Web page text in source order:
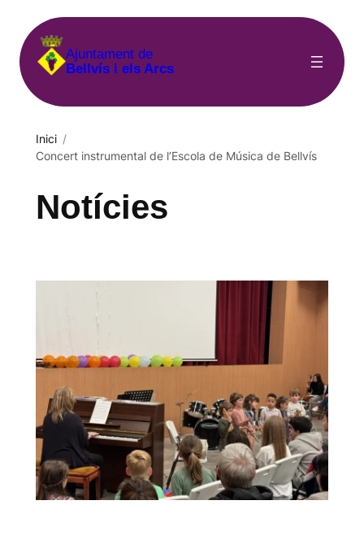
contingut
Ajuntament de
Bellvís i els Arcs
Inici /
Concert instrumental de l’Escola de Música de Bellvís
Notícies